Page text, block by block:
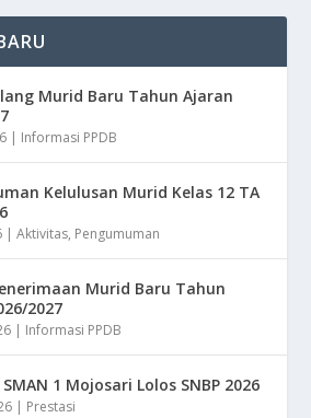
Murid Baru Tahun Ajaran
| Informasi PPDB
Kelulusan Murid Kelas 12 TA
|Aktivitas, Pengumuman
Murid Baru Tahun
2027
| Informasi PPDB
1 Mojosari Lolos SNBP 2026
| Prestasi